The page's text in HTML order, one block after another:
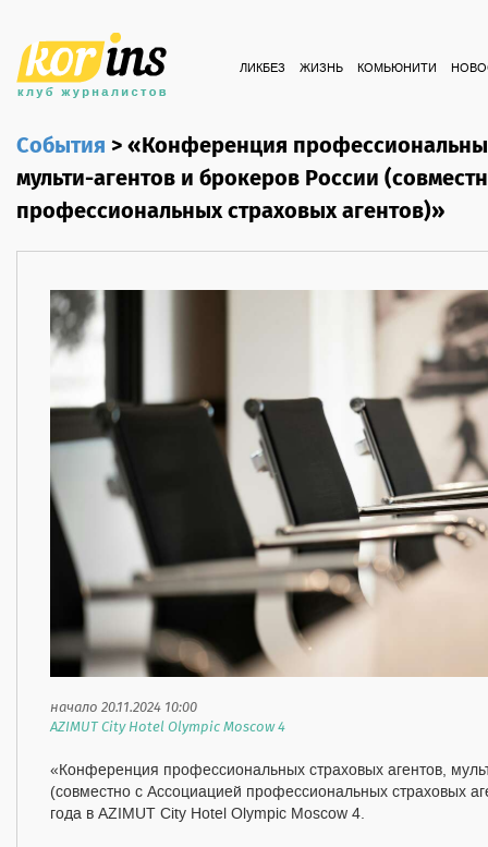
ЛИКБЕЗ ЖИЗНЬ КОМЬЮНИТИ
События>«Конференция
мульти-агентов и брокеров России
профессиональных страховых агентов)»
начало 20.11.2024 10:00
AZIMUT City Hotel Olympic Moscow 4
«Конференция профессиональных страховых агентов,
(совместно с Ассоциацией профессиональных страховых
года в AZIMUT City Hotel Olympic Moscow 4.